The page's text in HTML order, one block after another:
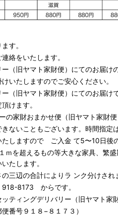
す。
絡をいたします。
ー （旧ヤマト家財便） にてのお届け
いたしますのでご安心ください。
ー （旧ヤマト家財便） にてのお届け
けます。
の家財おまかせ便 （旧ヤマト家財
ないこともございます。時間指定
たしますので ご入金 て5〜10日後
ｍを超えるもの等大きな家具、繁
たします。
三辺の合計によりラ ンク分けされ
8173 からです。
ッティングデリバリー （旧ヤマト家
便番号９１８−８１７３）